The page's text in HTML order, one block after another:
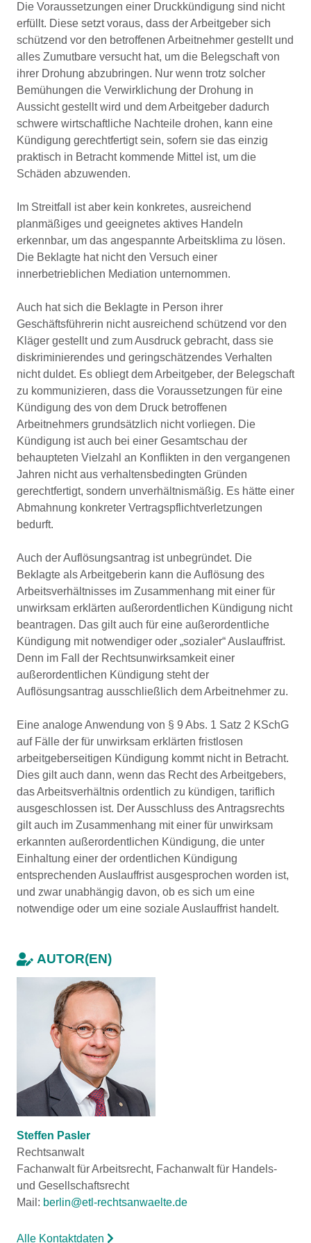
Die Voraussetzungen einer Druckkündigung sind nicht
erfüllt. Diese setzt voraus, dass der Arbeitgeber sich
schützend vor den betroffenen Arbeitnehmer gestellt und
alles Zumutbare versucht hat, um die Belegschaft von
ihrer Drohung abzubringen. Nur wenn trotz solcher
Bemühungen die Verwirklichung der Drohung in
Aussicht gestellt wird und dem Arbeitgeber dadurch
schwere wirtschaftliche Nachteile drohen, kann eine
Kündigung gerechtfertigt sein, sofern sie das einzig
praktisch in Betracht kommende Mittel ist, um die
Schäden abzuwenden.
Im Streitfall ist aber kein konkretes, ausreichend
planmäßiges und geeignetes aktives Handeln
erkennbar, um das angespannte Arbeitsklima zu lösen.
Die Beklagte hat nicht den Versuch einer
innerbetrieblichen Mediation unternommen.
Auch hat sich die Beklagte in Person ihrer
Geschäftsführerin nicht ausreichend schützend vor den
Kläger gestellt und zum Ausdruck gebracht, dass sie
diskriminierendes und geringschätzendes Verhalten
nicht duldet. Es obliegt dem Arbeitgeber, der Belegschaft
zu kommunizieren, dass die Voraussetzungen für eine
Kündigung des von dem Druck betroffenen
Arbeitnehmers grundsätzlich nicht vorliegen. Die
Kündigung ist auch bei einer Gesamtschau der
behaupteten Vielzahl an Konflikten in den vergangenen
Jahren nicht aus verhaltensbedingten Gründen
gerechtfertigt, sondern unverhältnismäßig. Es hätte einer
Abmahnung konkreter Vertragspflichtverletzungen
bedurft.
Auch der Auflösungsantrag ist unbegründet. Die
Beklagte als Arbeitgeberin kann die Auflösung des
Arbeitsverhältnisses im Zusammenhang mit einer für
unwirksam erklärten außerordentlichen Kündigung nicht
beantragen. Das gilt auch für eine außerordentliche
Kündigung mit notwendiger oder „sozialer“ Auslauffrist.
Denn im Fall der Rechtsunwirksamkeit einer
außerordentlichen Kündigung steht der
Auflösungsantrag ausschließlich dem Arbeitnehmer zu.
Eine analoge Anwendung von § 9 Abs. 1 Satz 2 KSchG
auf Fälle der für unwirksam erklärten fristlosen
arbeitgeberseitigen Kündigung kommt nicht in Betracht.
Dies gilt auch dann, wenn das Recht des Arbeitgebers,
das Arbeitsverhältnis ordentlich zu kündigen, tariflich
ausgeschlossen ist. Der Ausschluss des Antragsrechts
gilt auch im Zusammenhang mit einer für unwirksam
erkannten außerordentlichen Kündigung, die unter
Einhaltung einer der ordentlichen Kündigung
entsprechenden Auslauffrist ausgesprochen worden ist,
und zwar unabhängig davon, ob es sich um eine
notwendige oder um eine soziale Auslauffrist handelt.
AUTOR(EN)
Steffen Pasler
Rechtsanwalt
Fachanwalt für Arbeitsrecht, Fachanwalt für Handels-
und Gesellschaftsrecht
Mail: berlin@etl-rechtsanwaelte.de
Alle Kontaktdaten